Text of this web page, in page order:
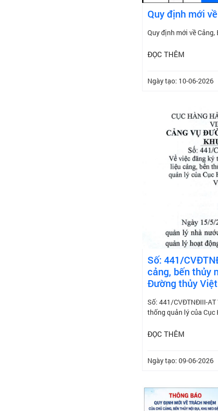
Quy định mới
Quy định mới về Cảng,
ĐỌC THÊM
Ngày tạo: 10-06-2026
Số: 441/
cảng, bến thủy
Đường thủy
Số: 441/CVĐTNĐIII-
thống quản lý của
ĐỌC THÊM
Ngày tạo: 09-06-2026